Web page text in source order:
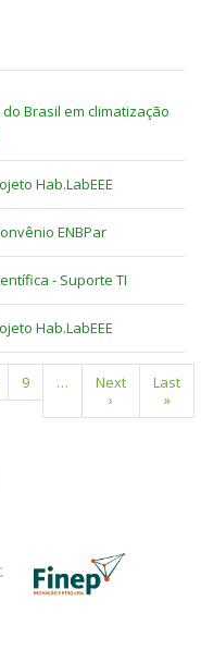
Brasil em climatização
Hab.LabEEE
ENBPar
- Suporte TI
Hab.LabEEE
Page
9 …
Next
page
Next
›
Last
page
Last
»